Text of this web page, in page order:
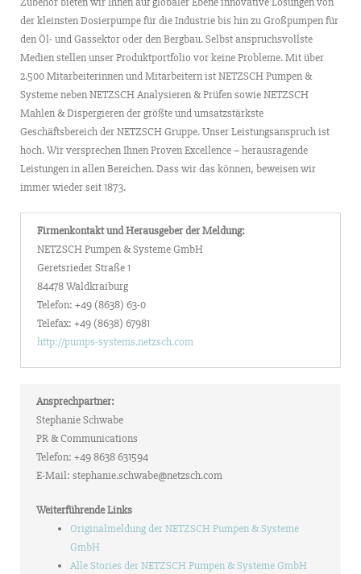
der kleinsten Dosierpumpe für die Industrie bis hin zu Großpumpen für
den Öl- und Gassektor oder den Bergbau. Selbst anspruchsvollste
Medien stellen unser Produktportfolio vor keine Probleme. Mit über
2.500 Mitarbeiterinnen und Mitarbeitern ist NETZSCH Pumpen &
Systeme neben NETZSCH Analysieren & Prüfen sowie NETZSCH
Mahlen & Dispergieren der größte und umsatzstärkste
Geschäftsbereich der NETZSCH Gruppe. Unser Leistungsanspruch ist
hoch. Wir versprechen Ihnen Proven Excellence – herausragende
Leistungen in allen Bereichen. Dass wir das können, beweisen wir
immer wieder seit 1873.
Firmenkontakt und Herausgeber der Meldung:
NETZSCH Pumpen & Systeme GmbH
Geretsrieder Straße 1
84478 Waldkraiburg
Telefon: +49 (8638) 63-0
Telefax: +49 (8638) 67981
http://pumps-systems.netzsch.com
Ansprechpartner:
Stephanie Schwabe
PR & Communications
Telefon: +49 8638 631594
E-Mail: stephanie.schwabe@netzsch.com
Weiterführende Links
Originalmeldung der NETZSCH Pumpen & Systeme
GmbH
Alle Stories der NETZSCH Pumpen & Systeme GmbH